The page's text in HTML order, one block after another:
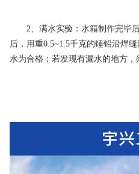
2、满水实验：水箱制作完毕后
后，用重0.5~1.5千克的锤铅沿焊
水为合格；若发现有漏水的地方，